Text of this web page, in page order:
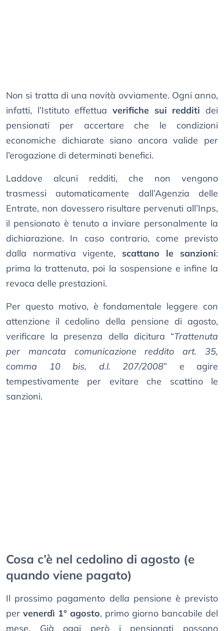
Non si tratta di una novità ovviamente. Ogni anno,
infatti, l’Istituto effettua verifiche sui redditi dei
pensionati per accertare che le condizioni
economiche dichiarate siano ancora valide per
l’erogazione di determinati benefici.
Laddove alcuni redditi, che non vengono
trasmessi automaticamente dall’Agenzia delle
Entrate, non dovessero risultare pervenuti all’Inps,
il pensionato è tenuto a inviare personalmente la
dichiarazione. In caso contrario, come previsto
dalla normativa vigente, scattano le sanzioni:
prima la trattenuta, poi la sospensione e infine la
revoca delle prestazioni.
Per questo motivo, è fondamentale leggere con
attenzione il cedolino della pensione di agosto,
verificare la presenza della dicitura “Trattenuta
per mancata comunicazione reddito art. 35,
comma 10 bis, d.l. 207/2008” e agire
tempestivamente per evitare che scattino le
sanzioni.
Cosa c’è nel cedolino di agosto (e
quando viene pagato)
Il prossimo pagamento della pensione è previsto
per venerdì 1° agosto, primo giorno bancabile del
mese. Già oggi però i pensionati possono